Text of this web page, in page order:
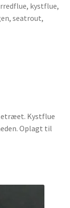
, kystflue,
, seatrout,
Kystflue
Oplagt til